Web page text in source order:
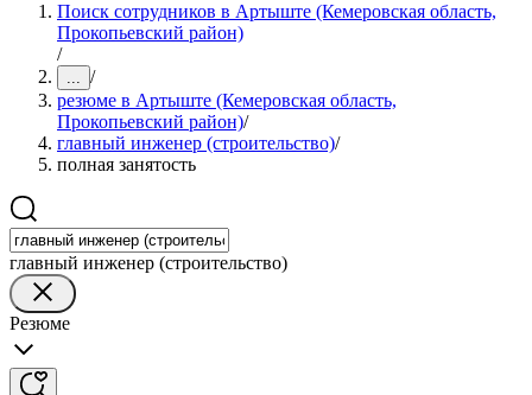
Поиск сотрудников в Артыште (Кемеровская область,
Прокопьевский район)
/
... /
резюме в Артыште (Кемеровская область,
Прокопьевский район)/
главный инженер (строительство)/
полная занятость
главный инженер (строительство)
Резюме